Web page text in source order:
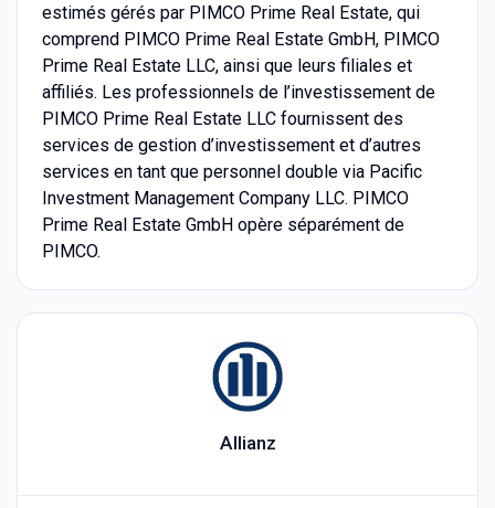
estimés gérés par PIMCO Prime Real Estate, qui
comprend PIMCO Prime Real Estate GmbH, PIMCO
Prime Real Estate LLC, ainsi que leurs filiales et
affiliés. Les professionnels de l’investissement de
PIMCO Prime Real Estate LLC fournissent des
services de gestion d’investissement et d’autres
services en tant que personnel double via Pacific
Investment Management Company LLC. PIMCO
Prime Real Estate GmbH opère séparément de
PIMCO.
Allianz